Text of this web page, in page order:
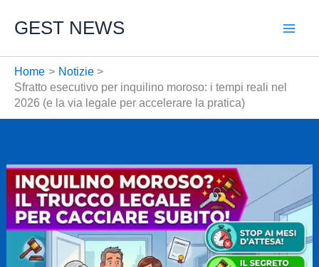
GEST NEWS
Home
Notizie
Sfratto esecutivo per inquilino moroso: i tempi reali nel
2026 (e la via legale per accelerare la pratica)